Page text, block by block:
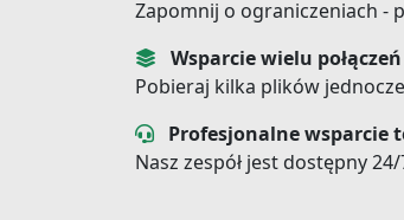
Zapomnij o ograniczeniach -
Wsparcie wielu połączeń
Pobieraj kilka plików
Profesjonalne wsparcie
Nasz zespół jest dostępny